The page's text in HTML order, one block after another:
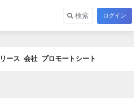
検索 ログイン
ース 会社 プロモートシート